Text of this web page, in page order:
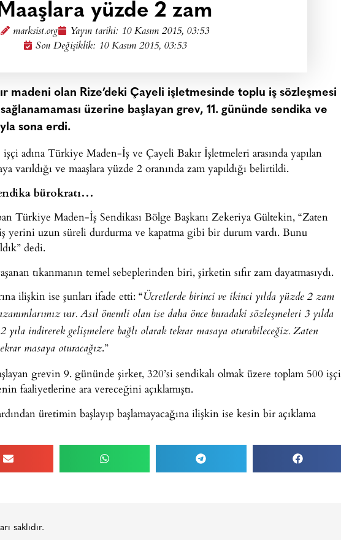
yüzde 2 zam
marksist.org Yayın tarihi: 10 Kasım 2015, 03:53
Son Değişiklik: 10 Kasım 2015, 03:53
madeni olan Rize’deki Çayeli işletmesinde toplu iş sözleşmesi
üzerine başlayan grev, 11. gününde sendika ve
sona erdi.
adına Türkiye Maden-İş ve Çayeli Bakır İşletmeleri arasında yapılan
varıldığı ve maaşlara yüzde 2 oranında zam yapıldığı belirtildi.
bürokratı…
Türkiye Maden-İş Sendikası Bölge Başkanı Zekeriya Gültekin, “Zaten
yerini uzun süreli durdurma ve kapatma gibi bir durum vardı. Bunu
dedi.
tıkanmanın temel sebeplerinden biri, şirketin sıfır zam dayatmasıydı.
ilişkin ise şunları ifade etti: “Ücretlerde birinci ve ikinci yılda yüzde 2 zam
var. Asıl önemli olan ise daha önce buradaki sözleşmeleri 3 yılda
yıla indirerek gelişmelere bağlı olarak tekrar masaya oturabileceğiz. Zaten
masaya oturacağız.”
grevin 9. gününde şirket, 320’si sendikalı olmak üzere toplam 500 işçi
faaliyetlerine ara vereceğini açıklamıştı.
üretimin başlayıp başlamayacağına ilişkin ise kesin bir açıklama
saklıdır.